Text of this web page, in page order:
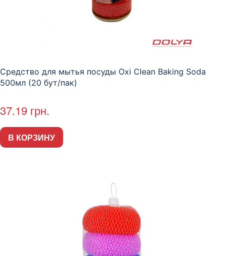
Средство для мытья посуды Oxi Clean Baking Soda
500мл (20 бут/пак)
37.19 грн.
В КОРЗИНУ